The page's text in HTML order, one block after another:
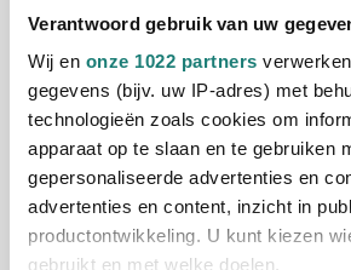
Verantwoord gebruik van uw
Wij en onze 1022 partners
gegevens (bijv. uw IP-adres) met
technologieën zoals cookies om
apparaat op te slaan en te gebruiken
gepersonaliseerde advertenties en
advertenties en content, inzicht in
productontwikkeling. U kunt kiezen
gebruikt en met welke doelen.
Met een slogan of bedrijfsnaam
herkenbaarheid
Professioneel bedrukt voor een
van de opdruk
Gratis digitaal voorbeeld van je
handschoenen
Benieuwd hoe jouw logo eruit ziet
touchscreen handschoenen? Vraag